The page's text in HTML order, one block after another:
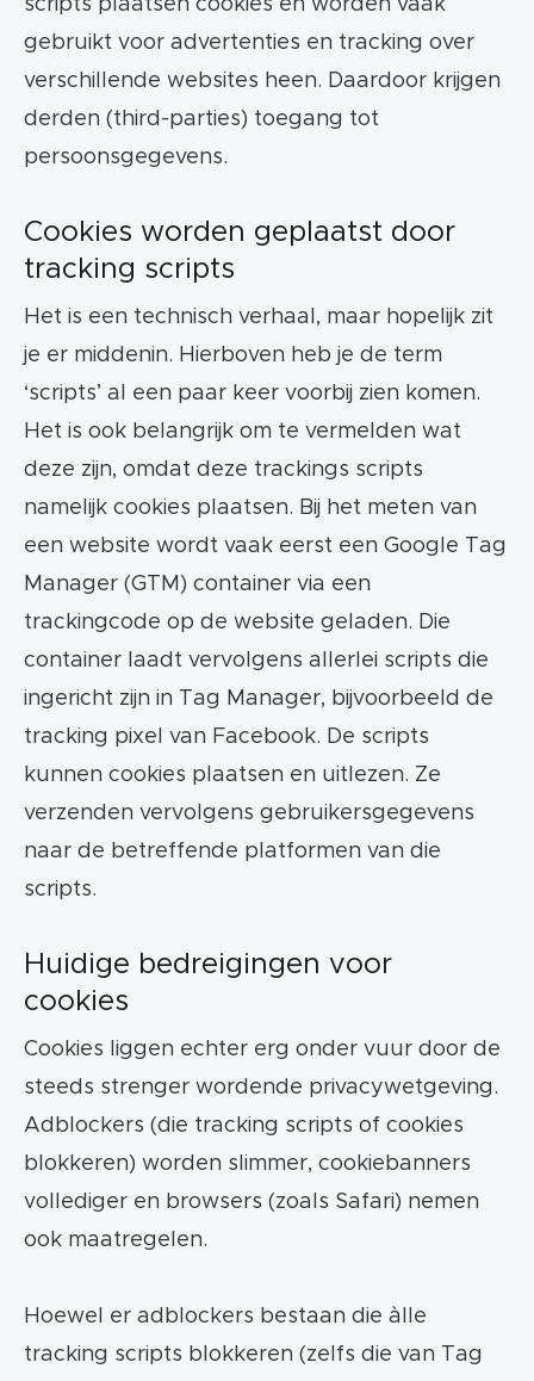
scripts plaatsen cookies en worden vaak
gebruikt voor advertenties en tracking over
verschillende websites heen. Daardoor krijgen
derden (third-parties) toegang tot
persoonsgegevens.
Cookies worden geplaatst door
tracking scripts
Het is een technisch verhaal, maar hopelijk zit
je er middenin. Hierboven heb je de term
‘scripts’ al een paar keer voorbij zien komen.
Het is ook belangrijk om te vermelden wat
deze zijn, omdat deze trackings scripts
namelijk cookies plaatsen. Bij het meten van
een website wordt vaak eerst een Google Tag
Manager (GTM) container via een
trackingcode op de website geladen. Die
container laadt vervolgens allerlei scripts die
ingericht zijn in Tag Manager, bijvoorbeeld de
tracking pixel van Facebook. De scripts
kunnen cookies plaatsen en uitlezen. Ze
verzenden vervolgens gebruikersgegevens
naar de betreffende platformen van die
scripts.
Huidige bedreigingen voor
cookies
Cookies liggen echter erg onder vuur door de
steeds strenger wordende privacywetgeving.
Adblockers (die tracking scripts of cookies
blokkeren) worden slimmer, cookiebanners
vollediger en browsers (zoals Safari) nemen
ook maatregelen.
Hoewel er adblockers bestaan die àlle
tracking scripts blokkeren (zelfs die van Tag